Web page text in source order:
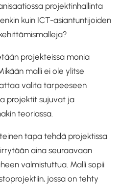
projektinhallinta
kuin ICT-asiantuntijoiden
projekteissa monia
malli ei ole ylitse
valita tarpeeseen
projektit sujuvat ja
teoriassa.
tapa tehdä projektissa
aina seuraavaan
valmistuttua. Malli sopii
jossa on tehty